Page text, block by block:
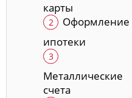
карты
Оформление
ипотеки
Металлические
счета